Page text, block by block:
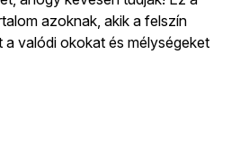
azoknak, akik a felszín
a valódi okokat és mélységeket